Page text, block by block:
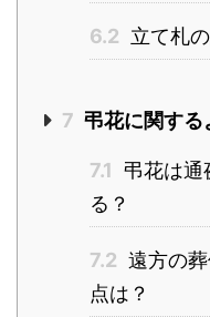
6.2 立て札
7 弔花に関する
7.1 弔花は通
る？
7.2 遠方の
点は？